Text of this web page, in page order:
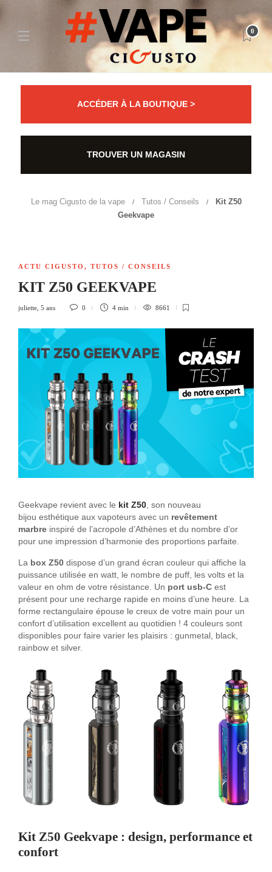
0
ACCÉDER À LA BOUTIQUE >
TROUVER UN MAGASIN
Le mag Cigusto de la vape Tutos / Conseils
Kit Z50
Geekvape
ACTU CIGUSTO , TUTOS / CONSEILS
KIT Z50 GEEKVAPE
juliette 5 ans 0 4 min 8661
Geekvape revient avec le kit Z50 , son nouveau
bijou esthétique aux vapoteurs avec un revêtement
marbre inspiré de l’acropole d’Athènes et du nombre d’or
pour une impression d’harmonie des proportions parfaite.
La box Z50 dispose d’un grand écran couleur qui affiche la
puissance utilisée en watt, le nombre de puff, les volts et la
valeur en ohm de votre résistance. Un port usb-C est
présent pour une recharge rapide en moins d’une heure. La
forme rectangulaire épouse le creux de votre main pour un
confort d’utilisation excellent au quotidien ! 4 couleurs sont
disponibles pour faire varier les plaisirs : gunmetal, black,
rainbow et silver.
Kit Z50 Geekvape : design, performance et
confort